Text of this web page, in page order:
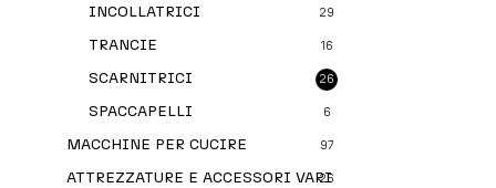
INCOLLATRICI 29
TRANCIE 16
SCARNITRICI 26
SPACCAPELLI 6
MACCHINE PER CUCIRE 97
ATTREZZATURE E ACCESSORI VARI
26